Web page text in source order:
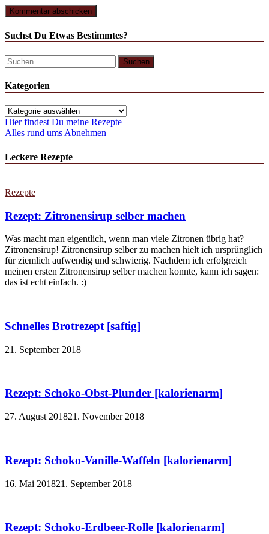
Suchst Du Etwas Bestimmtes?
Suchen
nach:
Kategorien
Kategorien
Hier findest Du meine Rezepte
Alles rund ums Abnehmen
Leckere Rezepte
Rezepte
Rezept: Zitronensirup selber machen
Was macht man eigentlich, wenn man viele Zitronen übrig hat?
Zitronensirup! Zitronensirup selber zu machen hielt ich ursprünglich
für ziemlich aufwendig und schwierig. Nachdem ich erfolgreich
meinen ersten Zitronensirup selber machen konnte, kann ich sagen:
das ist echt einfach. :)
Schnelles Brotrezept [saftig]
21. September 2018
Rezept: Schoko-Obst-Plunder [kalorienarm]
27. August 201821. November 2018
Rezept: Schoko-Vanille-Waffeln [kalorienarm]
16. Mai 201821. September 2018
Rezept: Schoko-Erdbeer-Rolle [kalorienarm]